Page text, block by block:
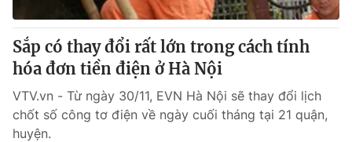
Tư vấn
Chuyên mục khác
Emagazine Podcast
Photo Infographic
Sắp có thay đổi rất lớn trong cách tính
hóa đơn tiền điện ở Hà Nội
VTV.vn - Từ ngày 30/11, EVN Hà Nội sẽ thay đổi lịch
chốt số công tơ điện về ngày cuối tháng tại 21 quận,
huyện.